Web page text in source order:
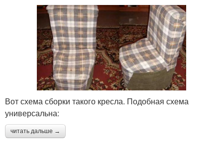
Вот схема сборки такого кресла. Подобная схема
универсальна:
читать дальше →